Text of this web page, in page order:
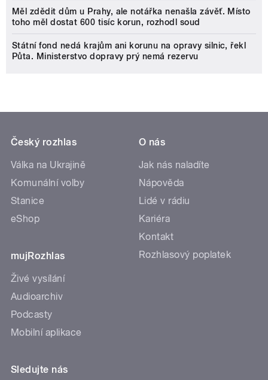
Měl zdědit dům u Prahy, ale notářka nenašla závěť. Místo
toho měl dostat 600 tisíc korun, rozhodl soud
Státní fond nedá krajům ani korunu na opravy silnic, řekl
Půta. Ministerstvo dopravy prý nemá rezervu
Český rozhlas
Válka na Ukrajině
Komunální volby
Stanice
eShop
mujRozhlas
Živé vysílání
Audioarchiv
Podcasty
Mobilní aplikace
O nás
Jak nás naladíte
Nápověda
Lidé v rádiu
Kariéra
Kontakt
Rozhlasový poplatek
Sledujte nás